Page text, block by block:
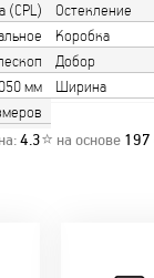
(CPL)
Остекление
Коробка
Добор
мм
Ширина
4.3⭐ на основе 197